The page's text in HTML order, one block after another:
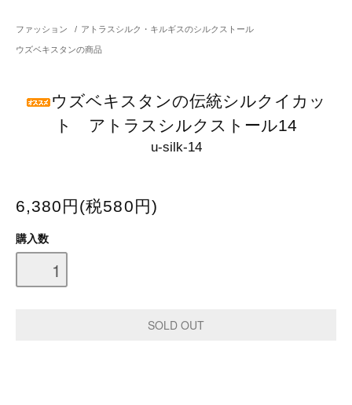
ファッション / アトラスシルク・キルギスのシルクストール
ウズベキスタンの商品
ウズベキスタンの伝統シルクイカッ
ト アトラスシルクストール14
u-silk-14
6,380円(税580円)
購入数